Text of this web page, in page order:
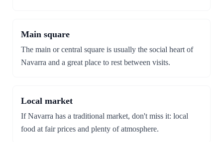
Main square
The main or central square is usually the social heart of
Navarra and a great place to rest between visits.
Local market
If Navarra has a traditional market, don't miss it: local
food at fair prices and plenty of atmosphere.